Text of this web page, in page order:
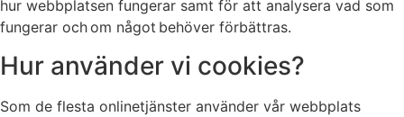
hur webbplatsen fungerar samt för att analysera vad som
fungerar och om något behöver förbättras.
Hur använder vi cookies?
Som de flesta onlinetjänster använder vår webbplats